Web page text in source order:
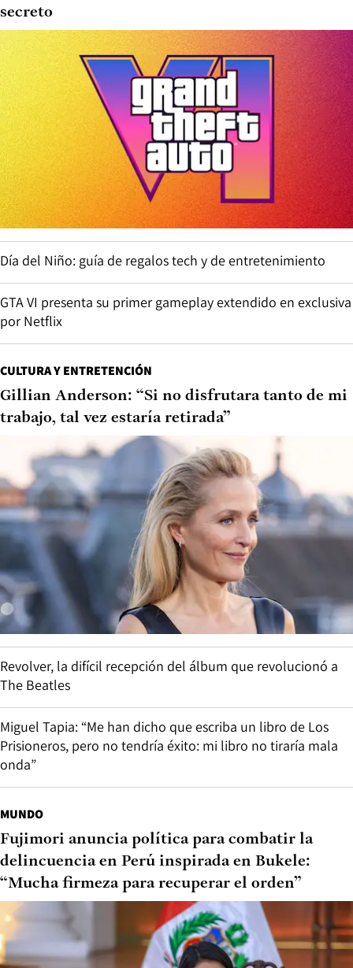
secreto
Día del Niño: guía de regalos tech y de entretenimiento
GTA VI presenta su primer gameplay extendido en exclusiva
por Netflix
CULTURA Y ENTRETENCIÓN
Gillian Anderson: “Si no disfrutara tanto de mi
trabajo, tal vez estaría retirada”
Revolver, la difícil recepción del álbum que revolucionó a
The Beatles
Miguel Tapia: “Me han dicho que escriba un libro de Los
Prisioneros, pero no tendría éxito: mi libro no tiraría mala
onda”
MUNDO
Fujimori anuncia política para combatir la
delincuencia en Perú inspirada en Bukele:
“Mucha firmeza para recuperar el orden”